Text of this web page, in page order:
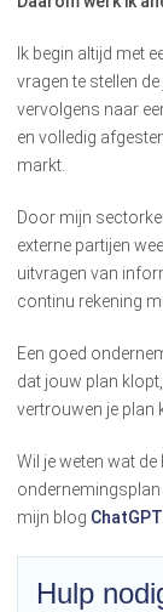
Ik begin altijd met
vragen te stellen
vervolgens naar
en volledig
markt.
Door mijn
externe partijen
uitvragen van
continu rekening
Een goed
dat jouw plan
vertrouwen je plan
Wil je weten wat
ondernemingsplan
mijn blog
Hulp